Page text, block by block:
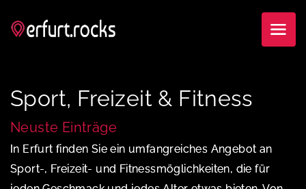
Sport, Freizeit & Fitness
Neuste Einträge
In Erfurt finden Sie ein umfangreiches Angebot an
Sport-, Freizeit- und Fitnessmöglichkeiten, die für